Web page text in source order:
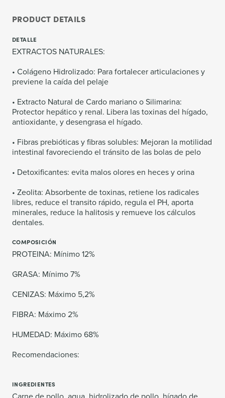
PRODUCT DETAILS
DETALLE
EXTRACTOS NATURALES:
• Colágeno Hidrolizado: Para fortalecer articulaciones y
previene la caída del pelaje
• Extracto Natural de Cardo mariano o Silimarina:
Protector hepático y renal. Libera las toxinas del hígado,
antioxidante, y desengrasa el hígado.
• Fibras prebióticas y fibras solubles: Mejoran la motilidad
intestinal favoreciendo el tránsito de las bolas de pelo
• Detoxificantes: evita malos olores en heces y orina
• Zeolita: Absorbente de toxinas, retiene los radicales
libres, reduce el transito rápido, regula el PH, aporta
minerales, reduce la halitosis y remueve los cálculos
dentales.
COMPOSICIÓN
PROTEINA: Mínimo 12%
GRASA: Mínimo 7%
CENIZAS: Máximo 5,2%
FIBRA: Máximo 2%
HUMEDAD: Máximo 68%
Recomendaciones:
INGREDIENTES